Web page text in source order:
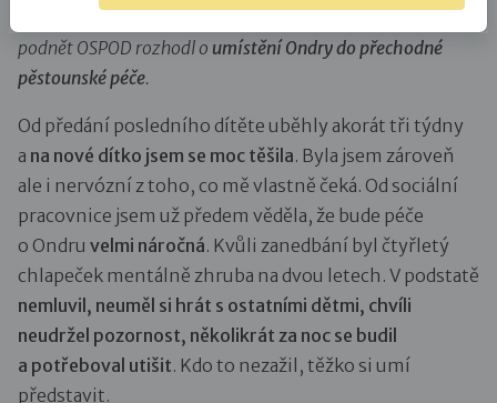
s alkoholem ao Ondru se příliš nestaral. Soud proto na
podnět OSPOD rozhodl o umístění Ondry do přechodné
pěstounské péče.
Od předání posledního dítěte uběhly akorát tři týdny
a na nové dítko jsem se moc těšila. Byla jsem zároveň
ale i nervózní z toho, co mě vlastně čeká. Od sociální
pracovnice jsem už předem věděla, že bude péče
o Ondru velmi náročná. Kvůli zanedbání byl čtyřletý
chlapeček mentálně zhruba na dvou letech. V podstatě
nemluvil, neuměl si hrát s ostatními dětmi, chvíli
neudržel pozornost, několikrát za noc se budil
a potřeboval utišit. Kdo to nezažil, těžko si umí
představit.